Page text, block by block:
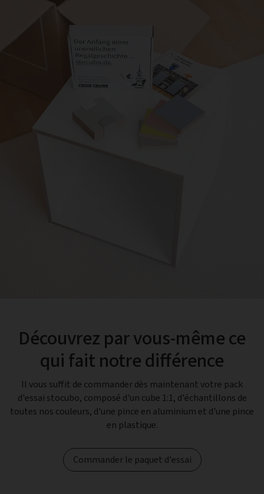
Découvrez par vous-même ce
qui fait notre différence
Il vous suffit de commander dès maintenant votre pack
d'essai stocubo, composé d'un cube 1:1, d'échantillons de
toutes nos couleurs, d'une pince en aluminium et d'une pince
en plastique.
Commander le paquet d'essai